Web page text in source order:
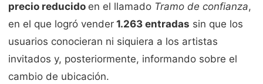
precio reducido en el llamado Tramo de confianza,
en el que logró vender 1.263 entradas sin que los
usuarios conocieran ni siquiera a los artistas
invitados y, posteriormente, informando sobre el
cambio de ubicación.